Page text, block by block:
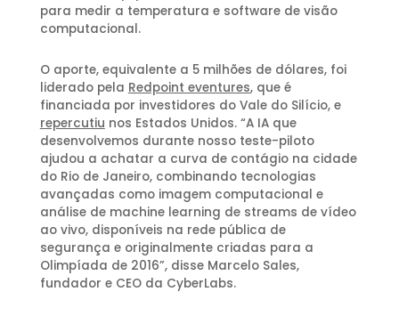
para medir a temperatura e software de visão
computacional.
O aporte, equivalente a 5 milhões de dólares, foi
liderado pela Redpoint eventures, que é
financiada por investidores do Vale do Silício, e
repercutiu nos Estados Unidos. “A IA que
desenvolvemos durante nosso teste-piloto
ajudou a achatar a curva de contágio na cidade
do Rio de Janeiro, combinando tecnologias
avançadas como imagem computacional e
análise de machine learning de streams de vídeo
ao vivo, disponíveis na rede pública de
segurança e originalmente criadas para a
Olimpíada de 2016”, disse Marcelo Sales,
fundador e CEO da CyberLabs.